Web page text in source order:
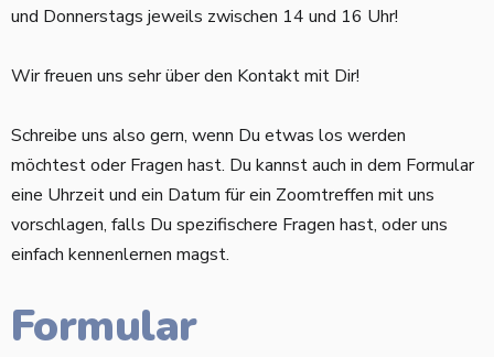
und Donnerstags jeweils zwischen 14 und 16 Uhr!
Wir freuen uns sehr über den Kontakt mit Dir!
Schreibe uns also gern, wenn Du etwas los werden
möchtest oder Fragen hast. Du kannst auch in dem Formular
eine Uhrzeit und ein Datum für ein Zoomtreffen mit uns
vorschlagen, falls Du spezifischere Fragen hast, oder uns
einfach kennenlernen magst.
Formular